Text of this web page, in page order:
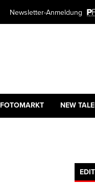
Newsletter-Anmeldung
FOTOMARKT NEW